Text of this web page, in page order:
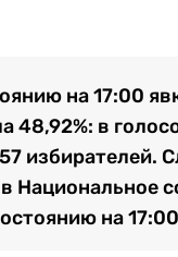
на 17:00
48,92%: в
избирателей.
Национальное
на